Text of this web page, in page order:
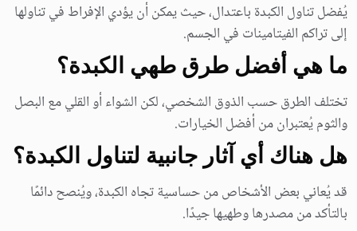
يُفضل تناول الكبدة باعتدال، حيث يمكن أن يؤدي الإفراط في تناولها
إلى تراكم الفيتامينات في الجسم.
ما هي أفضل طرق طهي الكبدة؟
تختلف الطرق حسب الذوق الشخصي، لكن الشواء أو القلي مع البصل
والثوم يُعتبران من أفضل الخيارات.
هل هناك أي آثار جانبية لتناول الكبدة؟
قد يُعاني بعض الأشخاص من حساسية تجاه الكبدة، ويُنصح دائمًا
بالتأكد من مصدرها وطهيها جيدًا.